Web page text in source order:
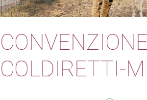
CONVENZIONE
COLDIRETTI-